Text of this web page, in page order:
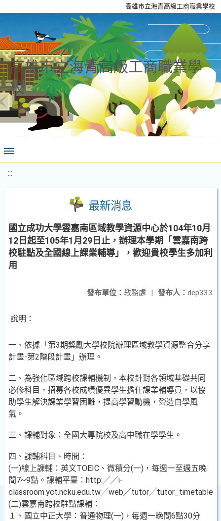
高雄市立海青高級工商職業學校
高雄市立海青高級工商職業學
校
:::
最新消息
國立成功大學雲嘉南區域教學資源中心於104年10月
12日起至105年1月29日止，辦理本學期「雲嘉南跨
校駐點及全國線上課業輔導」，歡迎貴校學生多加利
用
發布人： dep333
發布單位： 教務處 |
說明：
一、依據「第3期獎勵大學校院辦理區域教學資源整合分享
計畫-第2階段計畫」辦理。
二、為強化區域跨校課輔機制，本校針對各領域基礎共同
必修科目，招募各校成績優異學生擔任課業輔導員，以協
助學生解決課業學習困難，提高學習動機，營造自學風
氣。
三、課輔對象：全國大專院校及高中職在學學生。
四、課輔科目、時間：
(一)線上課輔：英文TOEIC、微積分(一)，每週一至週五晚
間7~9點。課輔平臺：http:╱╱i-
(二)雲嘉南跨校駐點課輔：
１、國立中正大學：普通物理(一)，每週一晚間6點30分